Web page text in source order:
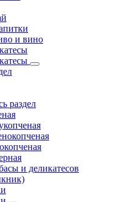
и вино
раздел
и деликатесов